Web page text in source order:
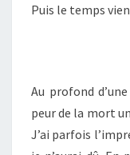
Puis le temps
Au profond
peur de la mort
J’ai parfois